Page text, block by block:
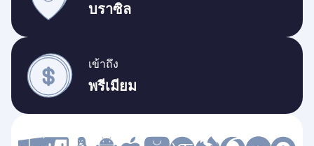
บราซิล
เข้าถึง
พรีเมียม